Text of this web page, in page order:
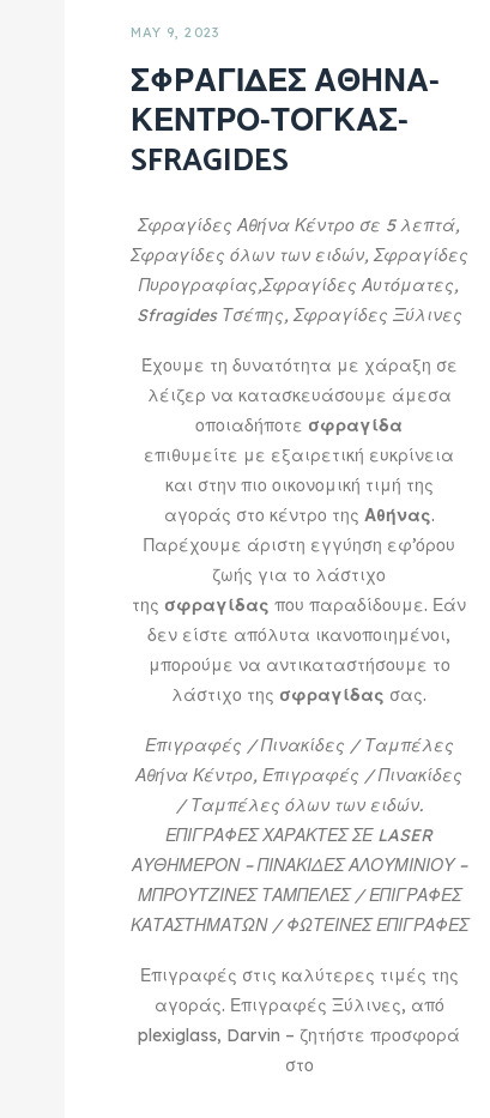
MAY 9, 2023
ΣΦΡΑΓΙΔΕΣ ΑΘΗΝΑ-
ΚΕΝΤΡΟ-ΤΟΓΚΑΣ-
SFRAGIDES
Σφραγίδες Αθήνα Κέντρο σε 5 λεπτά,
Σφραγίδες όλων των ειδών, Σφραγίδες
Πυρογραφίας,Σφραγίδες Αυτόματες,
Sfragides Τσέπης, Σφραγίδες Ξύλινες
Έχουμε τη δυνατότητα με χάραξη σε
λέιζερ να κατασκευάσουμε άμεσα
οποιαδήποτε σφραγίδα
επιθυμείτε με εξαιρετική ευκρίνεια
και στην πιο οικονομική τιμή της
αγοράς στο κέντρο της Αθήνας.
Παρέχουμε άριστη εγγύηση εφ’όρου
ζωής για το λάστιχο
της σφραγίδας που παραδίδουμε. Εάν
δεν είστε απόλυτα ικανοποιημένοι,
μπορούμε να αντικαταστήσουμε το
λάστιχο της σφραγίδας σας.
Επιγραφές / Πινακίδες / Ταμπέλες
Αθήνα Κέντρο, Επιγραφές / Πινακίδες
/ Ταμπέλες όλων των ειδών.
ΕΠΙΓΡΑΦΕΣ ΧΑΡΑΚΤΕΣ ΣΕ LASER
ΑΥΘΗΜΕΡΟΝ – ΠΙΝΑΚΙΔΕΣ ΑΛΟΥΜΙΝΙΟΥ –
ΜΠΡΟΥΤΖΙΝΕΣ ΤΑΜΠΕΛΕΣ / ΕΠΙΓΡΑΦΕΣ
ΚΑΤΑΣΤΗΜΑΤΩΝ / ΦΩΤΕΙΝΕΣ ΕΠΙΓΡΑΦΕΣ
Επιγραφές στις καλύτερες τιμές της
αγοράς. Επιγραφές Ξύλινες, από
plexiglass, Darvin – ζητήστε προσφορά
στο